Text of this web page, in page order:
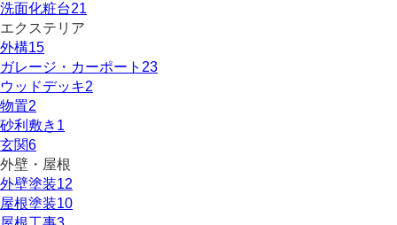
洗面化粧台21
エクステリア
外構15
ガレージ・カーポート 23
ウッドデッキ2
物置2
砂利敷き 1
玄関6
外壁・屋根
外壁塗装12
屋根塗装10